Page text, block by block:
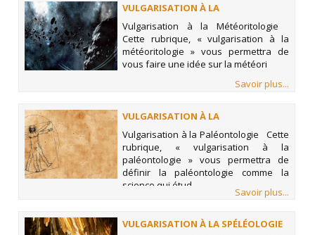
VULGARISATION À LA
MÉTÉORITOLOGIE
Vulgarisation à la Météoritologie
Cette rubrique, « vulgarisation à la
météoritologie » vous permettra de
vous faire une idée sur la météori
Savoir plus...
VULGARISATION À LA
PALÉONTOLOGIE
Vulgarisation à la Paléontologie Cette
rubrique, « vulgarisation à la
paléontologie » vous permettra de
définir la paléontologie comme la
science qui étud
Savoir plus...
VULGARISATION À LA SPÉLÉOLOGIE